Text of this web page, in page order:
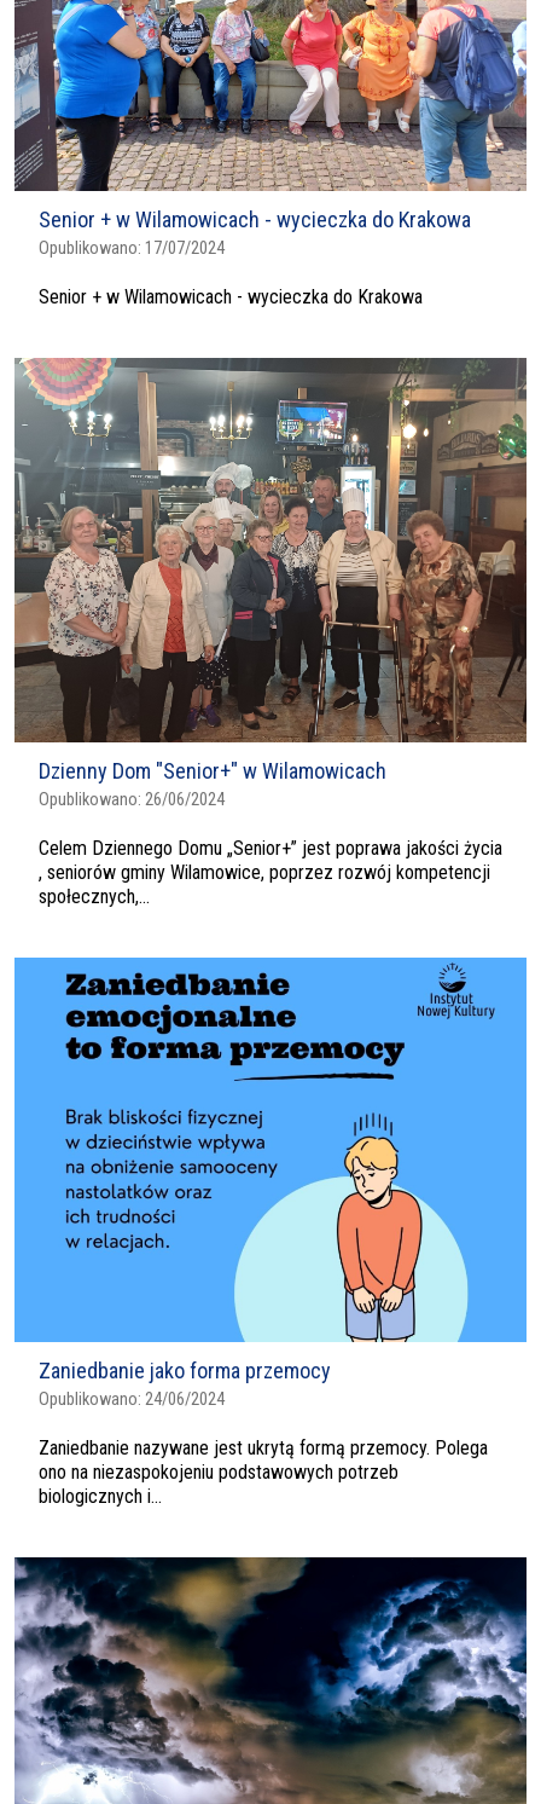
Senior + w Wilamowicach - wycieczka do Krakowa
Opublikowano: 17/07/2024
Senior + w Wilamowicach - wycieczka do Krakowa
Dzienny Dom "Senior+" w Wilamowicach
Opublikowano: 26/06/2024
Celem Dziennego Domu „Senior+” jest poprawa jakości życia
, seniorów gminy Wilamowice, poprzez rozwój kompetencji
społecznych,...
Zaniedbanie jako forma przemocy
Opublikowano: 24/06/2024
Zaniedbanie nazywane jest ukrytą formą przemocy. Polega
ono na niezaspokojeniu podstawowych potrzeb
biologicznych i...